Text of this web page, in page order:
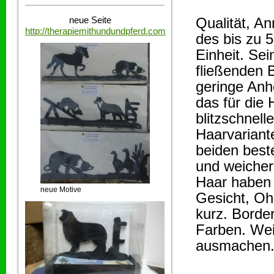
neue Seite
http://therapiemithundundpferd.com
neue Motive
Qualität,
des bis zu
Einheit.
fließenden
geringe
das für die
beiden
und
Haar
Gesicht,
kurz.
Farben.
ausmachen.